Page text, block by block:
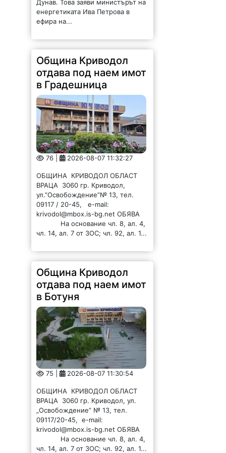
Дунав. Това заяви министърът на
енергетиката Ива Петрова в
ефира на...
Община Криводол
отдава под наем имот
в Градешница
76 | 2026-08-07 11:32:27
ОБЩИНА КРИВОДОЛ ОБЛАСТ
ВРАЦА 3060 гр. Криводол,
ул.”Освобождение”№ 13, тел.
09117 / 20-45, e-mail:
krivodol@mbox.is-bg.net ОБЯВА
На основание чл. 8, ал. 4,
чл. 14, ал. 7 от ЗОС; чл. 92, ал. 1...
Община Криводол
отдава под наем имот
в Ботуня
75 | 2026-08-07 11:30:54
ОБЩИНА КРИВОДОЛ ОБЛАСТ
ВРАЦА 3060 гр. Криводол, ул.
„Освобождение” № 13, тел.
09117/20-45, e-mail:
krivodol@mbox.is-bg.net ОБЯВА
На основание чл. 8, ал. 4,
чл. 14, ал. 7 от ЗОС; чл. 92, ал. 1...